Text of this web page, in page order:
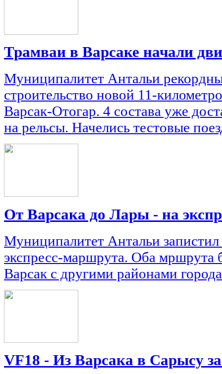
Трамваи в Варсаке начали
Муниципалитет Антальи
строительство новой 11-
Варсак-Отогар. 4 состава уже
на рельсы. Начелись тестовые
От Варсака до Лары - на
Муниципалитет Антальи
экспресс-маршрута. Оба мршрута
Варсак с другими районами города
VF18 - Из Варсака в Сарысу